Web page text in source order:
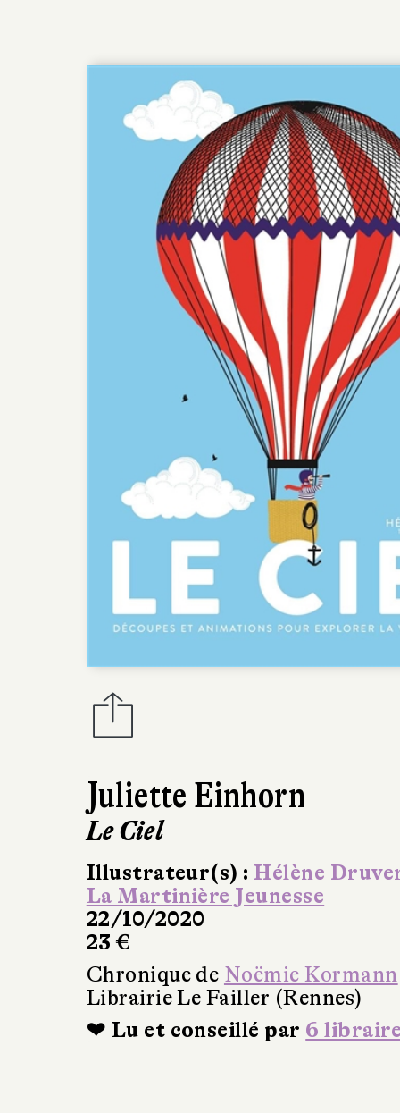
Juliette Einhorn
Le Ciel
Illustrateur(s) : Hélène
La Martinière Jeunesse
22/10/2020
23 €
Chronique de Noëmie Kormann
Librairie Le Failler (Rennes)
❤ Lu et conseillé par 6